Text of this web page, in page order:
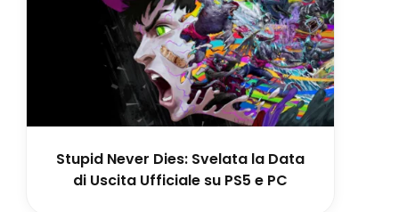
Stupid Never Dies: Svelata la Data
di Uscita Ufficiale su PS5 e PC